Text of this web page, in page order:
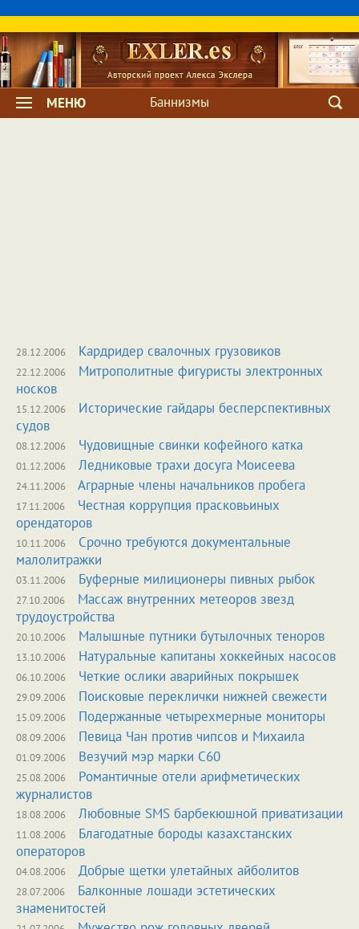
МЕНЮ Баннизмы
28.12.2006 Кардридер свалочных грузовиков
22.12.2006
Митрополитные фигуристы электронных
носков
15.12.2006
Исторические гайдары бесперспективных
судов
08.12.2006 Чудовищные свинки кофейного катка
01.12.2006 Ледниковые трахи досуга Моисеева
24.11.2006 Аграрные члены начальников пробега
17.11.2006
Честная коррупция прасковьиных
орендаторов
10.11.2006
Срочно требуются документальные
малолитражки
03.11.2006 Буферные милиционеры пивных рыбок
27.10.2006
Массаж внутренних метеоров звезд
трудоустройства
20.10.2006 Малышные путники бутылочных теноров
13.10.2006 Натуральные капитаны хоккейных насосов
06.10.2006 Четкие ослики аварийных покрышек
29.09.2006 Поисковые переклички нижней свежести
15.09.2006 Подержанные четырехмерные мониторы
08.09.2006 Певица Чан против чипсов и Михаила
01.09.2006 Везучий мэр марки С60
25.08.2006
Романтичные отели арифметических
журналистов
18.08.2006 Любовные SMS барбекюшной приватизации
11.08.2006
Благодатные бороды казахстанских
операторов
04.08.2006 Добрые щетки улетайных айболитов
28.07.2006
Балконные лошади эстетических
знаменитостей